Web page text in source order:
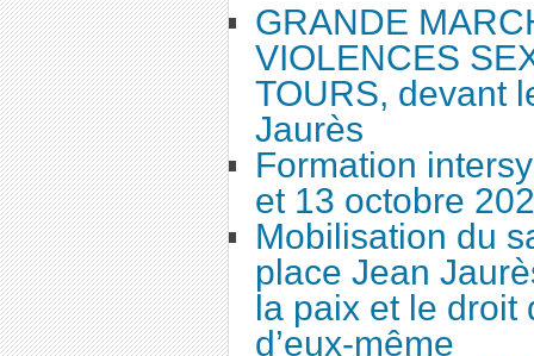
GRANDE
VIOLENCES
TOURS, devant
Jaurès
Formation
et 13 octobre
Mobilisation du
place Jean
la paix et le droit
d’eux-même